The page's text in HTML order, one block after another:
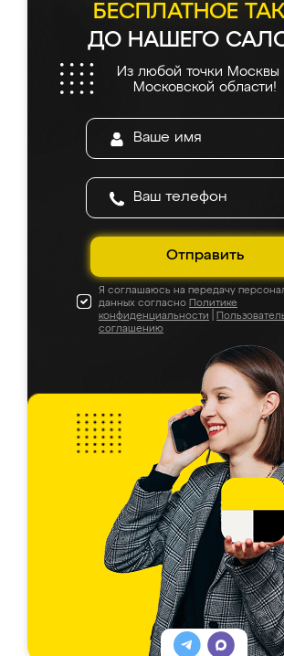
БЕСПЛАТНОЕ
ДО НАШЕГО
Из любой точки Москвы
Московской области!
Отправить
Я соглашаюсь на передачу
данных согласно Политике
конфиденциальности
соглашению